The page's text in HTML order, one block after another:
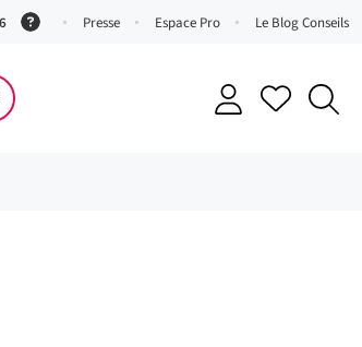
(ServicePresse Espace Pro Le Blog Conseils